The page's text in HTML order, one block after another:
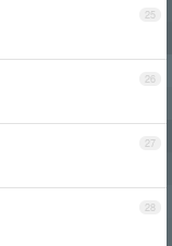
25
26
27
28